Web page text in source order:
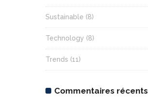
Sustainable (8)
Technology (8)
Trends (11)
Commentaires récents